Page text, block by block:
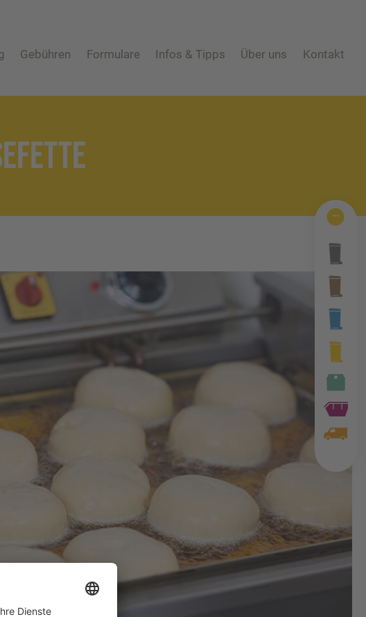
Gebühren Formulare
Eigentümerwechsel
Infos & Tipps
Behältergrössen
Über uns Kontakt